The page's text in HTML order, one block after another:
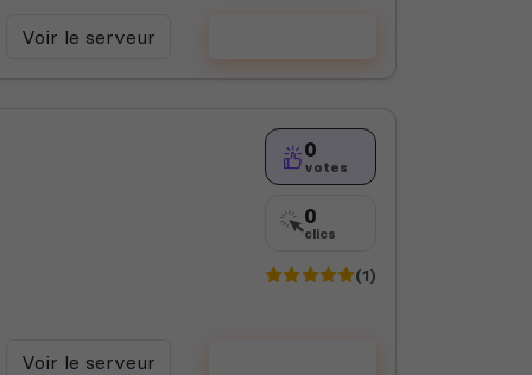
Voir le serveur
0
votes
0
clics
(1)
Voir le serveur